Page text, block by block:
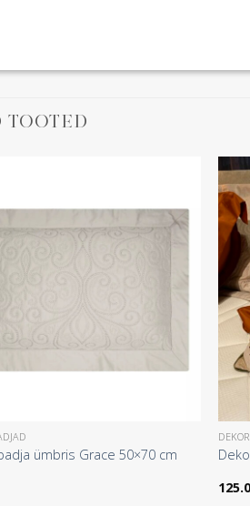
TOOTED
ümbris Grace 50×70 cm